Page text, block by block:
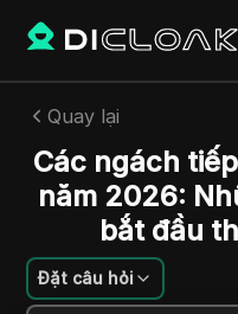
Quay lại
Các ngách
năm 2026:
bắt đầu
Đặt câu hỏi